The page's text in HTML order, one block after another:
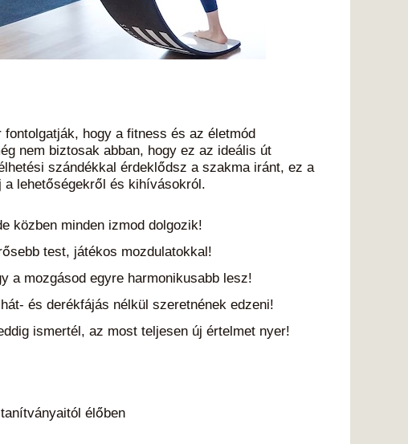
hogy a fitness és az életmód
nem biztosak abban, hogy ez az ideális út
szándékkal érdeklődsz a szakma iránt, ez a
a lehetőségekről és kihívásokról.
közben minden izmod dolgozik!
test, játékos mozdulatokkal!
a mozgásod egyre harmonikusabb lesz!
és derékfájás nélkül szeretnének edzeni!
ismertél, az most teljesen új értelmet nyer!
élőben